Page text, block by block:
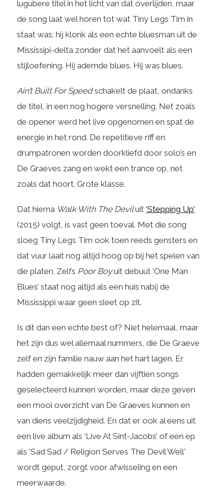
lugubere titel in het licht van dat overlijden, maar
de song laat wel horen tot wat Tiny Legs Tim in
staat was: hij klonk als een echte bluesman uit de
Mississipi-delta zonder dat het aanvoelt als een
stijloefening. Hij ademde blues. Hij was blues.
Ain’t Built For Speedschakelt de plaat, ondanks
de titel, in een nog hogere versnelling. Net zoals
de opener werd het live opgenomen en spat de
energie in het rond. De repetitieve riff en
drumpatronen worden doorkliefd door solo’s en
De Graeves zang en wekt een trance op, net
zoals dat hoort. Grote klasse.
Dat hierna Walk With The Deviluit ‘Stepping Up’
(2015) volgt, is vast geen toeval. Met die song
sloeg Tiny Legs Tim ook toen reeds gensters en
dat vuur laait nog altijd hoog op bij het spelen van
die platen. Zelfs Poor Boyuit debuut ‘One Man
Blues’ staat nog altijd als een huis nabij de
Mississippi waar geen sleet op zit.
Is dit dan een echte best of? Niet helemaal, maar
het zijn dus wel allemaal nummers, die De Graeve
zelf en zijn familie nauw aan het hart lagen. Er
hadden gemakkelijk meer dan vijftien songs
geselecteerd kunnen worden, maar deze geven
een mooi overzicht van De Graeves kunnen en
van diens veelzijdigheid. En dat er ook al eens uit
een live album als ‘Live At Sint-Jacobs’ of een ep
als 'Sad Sad / Religion Serves The Devil Well'
wordt geput, zorgt voor afwisseling en een
meerwaarde.